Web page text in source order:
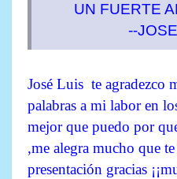
UN FUERTE
--
José Luis te agradezco
palabras a mi labor en
mejor que puedo por
,me alegra mucho que
presentación gracias